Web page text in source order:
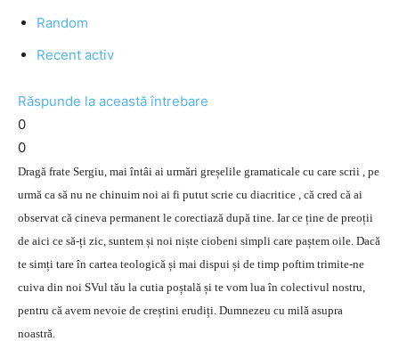
Random
Recent activ
Răspunde la această întrebare
0
0
Dragă frate Sergiu, mai întâi ai urmări greșelile gramaticale cu care scrii , pe
urmă ca să nu ne chinuim noi ai fi putut scrie cu diacritice , că cred că ai
observat că cineva permanent le corectiază după tine. Iar ce ține de preoții
de aici ce să-ți zic, suntem și noi niște ciobeni simpli care paștem oile. Dacă
te simți tare în cartea teologică și mai dispui și de timp poftim trimite-ne
cuiva din noi SVul tău la cutia poștală și te vom lua în colectivul nostru,
pentru că avem nevoie de creștini erudiți. Dumnezeu cu milă asupra
noastră.